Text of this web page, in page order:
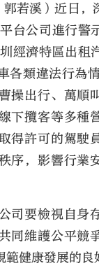
郭若溪）近日，
台公司進行警
經濟特區出租
各類違法行為
操出行、萬順
下攬客等多種
得許可的駕駛
序，影響行業
司要檢視自身
同維護公平競
健康發展的良